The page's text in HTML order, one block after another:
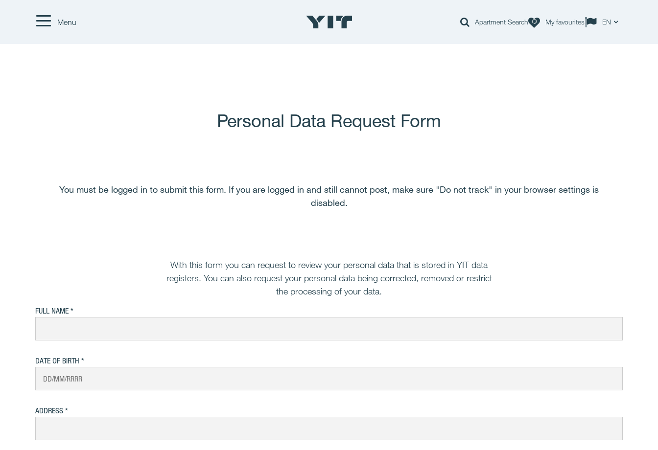
Menu Apartment Search My favourites EN
Personal Data Request Form
You must be logged in to submit this form. If you are logged in and still cannot post, make sure "Do not track" in your browser settings is
disabled.
With this form you can request to review your personal data that is stored in YIT data
registers. You can also request your personal data being corrected, removed or restrict
the processing of your data.
FULL NAME
DATE OF BIRTH
ADDRESS